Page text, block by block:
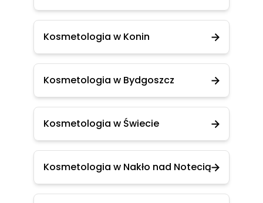
Kosmetologia w Konin
Kosmetologia w Bydgoszcz
Kosmetologia w Świecie
Kosmetologia w Nakło nad Notecią